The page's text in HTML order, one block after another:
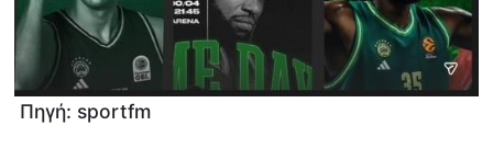
Πηγή: sportfm